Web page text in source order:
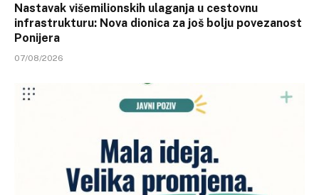
Nastavak višemilionskih ulaganja u cestovnu
infrastrukturu: Nova dionica za još bolju povezanost
Ponijera
07/08/2026